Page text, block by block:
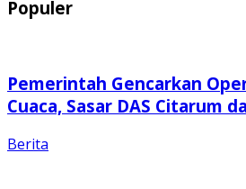
Populer
Pemerintah Gencarkan
Cuaca, Sasar DAS Citarum
Berita